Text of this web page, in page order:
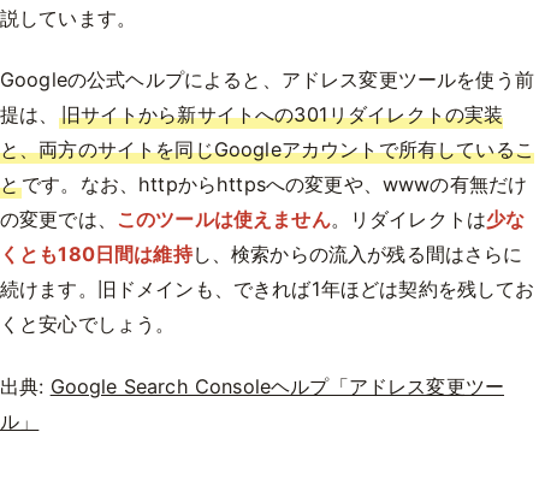
説しています。
Googleの公式ヘルプによると、アドレス変更ツールを使う前
提は、 旧サイトから新サイトへの301リダイレクトの実装
と、両方のサイトを同じGoogleアカウントで所有しているこ
とです。なお、httpからhttpsへの変更や、wwwの有無だけ
の変更では、
このツールは使えません。リダイレクトは少な
くとも180日間は維持し、検索からの流入が残る間はさらに
続けます。旧ドメインも、できれば1年ほどは契約を残してお
くと安心でしょう。
出典: Google Search Consoleヘルプ「アドレス変更ツー
ル」